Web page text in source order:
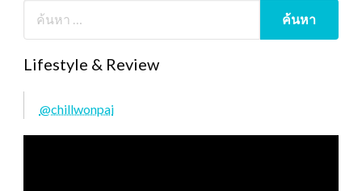
Lifestyle & Review
@chillwonpai